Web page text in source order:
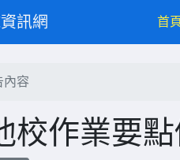
訊網 首頁
內容
校作業要